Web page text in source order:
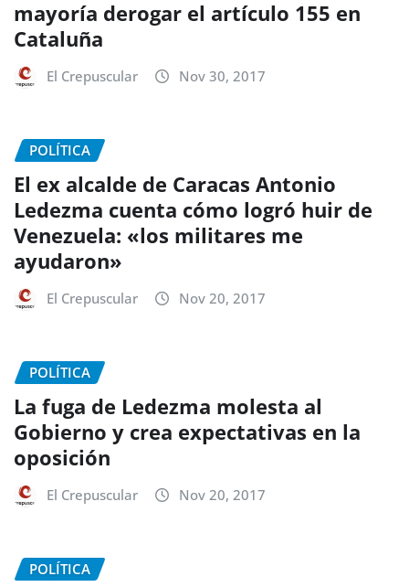
mayoría derogar el artículo 155 en
Cataluña
El Crepuscular Nov 30, 2017
POLÍTICA
El ex alcalde de Caracas Antonio
Ledezma cuenta cómo logró huir de
Venezuela: «los militares me
ayudaron»
El Crepuscular Nov 20, 2017
POLÍTICA
La fuga de Ledezma molesta al
Gobierno y crea expectativas en la
oposición
El Crepuscular Nov 20, 2017
POLÍTICA